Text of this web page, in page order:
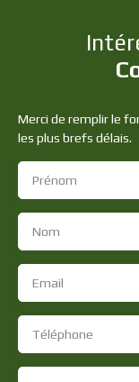
Merci de remplir le
les plus brefs délais.
Prénom
Nom
Email
Téléphone